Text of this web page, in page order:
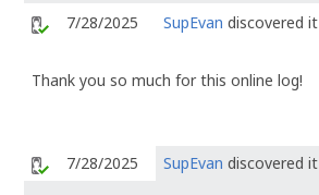
7/28/2025 SupEvan discovered it
Thank you so much for this online log!
7/28/2025 SupEvan discovered it